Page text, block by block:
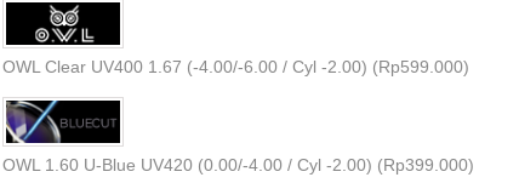
OWL Clear UV400 1.67 (-4.00/-6.00 / Cyl -2.00) (Rp599.000)
OWL 1.60 U-Blue UV420 (0.00/-4.00 / Cyl -2.00) (Rp399.000)